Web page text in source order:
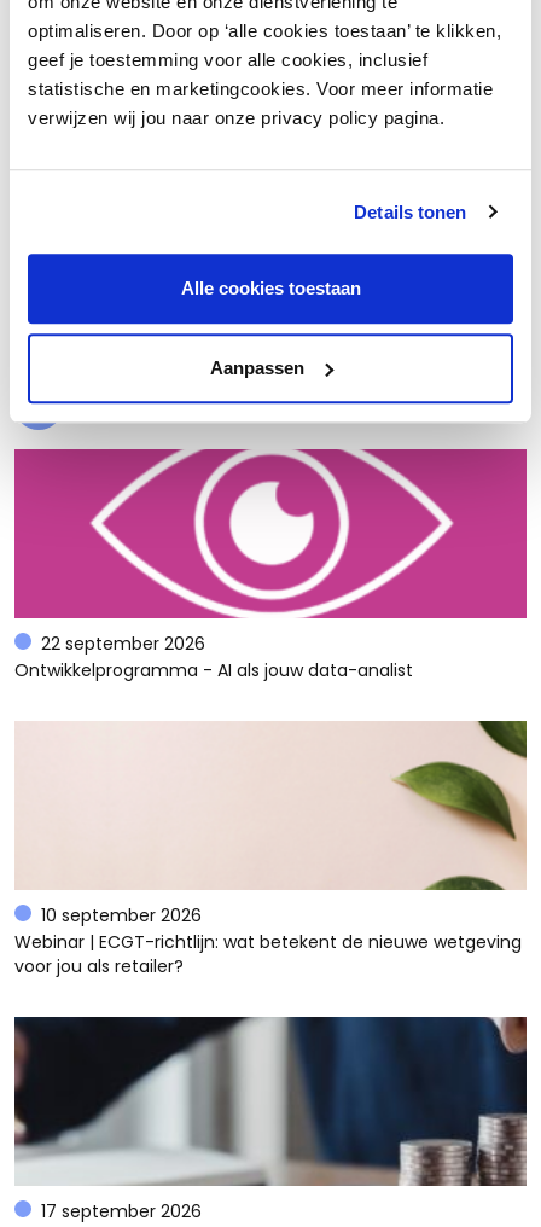
optimaliseren. Door op ‘alle cookies toestaan’ te klikken,
geef je toestemming voor alle cookies, inclusief
statistische en marketingcookies. Voor meer informatie
verwijzen wij jou naar onze privacy policy pagina.
Details tonen
Alle cookies toestaan
Aanpassen
Laad meer
Evenementen
22 september 2026
Ontwikkelprogramma - AI als jouw data-analist
10 september 2026
Webinar | ECGT-richtlijn: wat betekent de nieuwe wetgeving
voor jou als retailer?
17 september 2026